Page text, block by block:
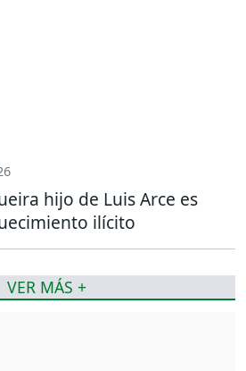
hijo de Luis Arce es
ilícito
VER MÁS +